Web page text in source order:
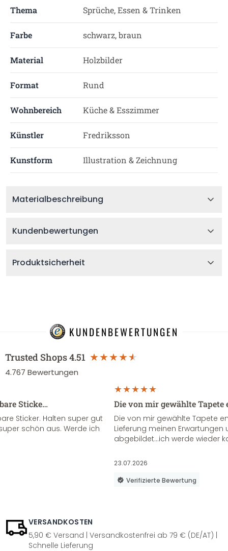
Thema Sprüche, Essen & Trinken
Farbe schwarz, braun
Material Holzbilder
Format Rund
Wohnbereich Küche & Esszimmer
Künstler Fredriksson
Kunstform Illustration & Zeichnung
Materialbeschreibung
Kundenbewertungen
Produktsicherheit
KUNDENBEWERTUNGEN
Trusted Shops4.51
4.767 Bewertungen
Sticke…
Sticker. Halten super gut
schön aus. Werde ich
Die von mir gewählte
Die von mir gewählte Tapete
Lieferung meinen Erwartungen
abgebildet...ich werde wieder
23.07.2026
Verifizierte Bewertung
VERSANDKOSTEN
5,90 € Versand | Versandkostenfrei ab 79 € (DE/AT) |
Schnelle Lieferung